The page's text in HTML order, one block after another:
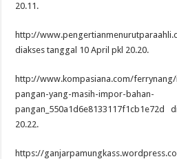
20.11.
http://
diakses tanggal 10 April pkl 20.20.
http://www.kompasiana.com/
pangan-yang-masih-impor-bahan-
20.22.
https://